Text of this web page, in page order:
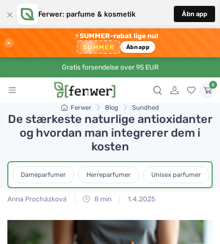
× Ferwer: parfume & kosmetik Åbn app
×
⚡SUMMER-rabat lige nu!
SUMMER Åbn app
Gratis forsendelse over 95 EUR
0
Ferwer Blog Sundhed
De stærkeste naturlige antioxidanter
og hvordan man integrerer dem i
kosten
Dameparfumer Herreparfumer Unisex parfumer
Anna Procházková 8 min 1.4.2025